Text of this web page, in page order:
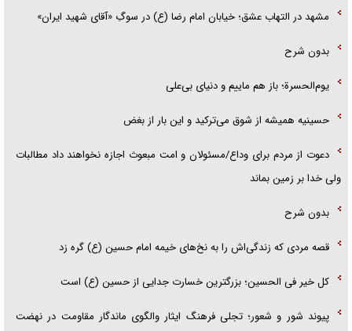
مشهد در التهاب عشق؛ خیابان امام رضا (ع) در سوگِ «آقای شهید ایران»
بدون شرح
یوم‌الحسرة؛ باز هم ماییم و دنیای بی‌علی
حسینیه همیشه از شوق می‌ترکید و این بار از بغض
دعوت از مردم برای وداع/مسئولان و امت مبعوث اجازه نخواهند داد مطالبات
ولی خدا بر زمین بماند
بدون شرح
قصه مردی که زندگی‌اش را به نخ‌های خیمه امام حسین (ع) گره زد
کل خیر فی الحسین؛ بزرگترین خسارت جدایی از حسین (ع) است
پیوند شور و شعور؛ تجلی فرهنگ ایثار والگوی ماندگار مقاومت در نهضت